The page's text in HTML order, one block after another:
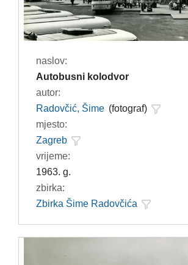
naslov:
Autobusni kolodvor
autor:
Radovčić, Šime (fotograf)
mjesto:
Zagreb
vrijeme:
1963. g.
zbirka:
Zbirka Šime Radovčića